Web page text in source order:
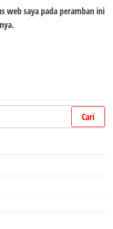
web saya pada peramban ini